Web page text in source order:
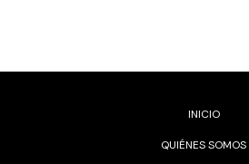
INICIO
QUIÉNES SOMOS